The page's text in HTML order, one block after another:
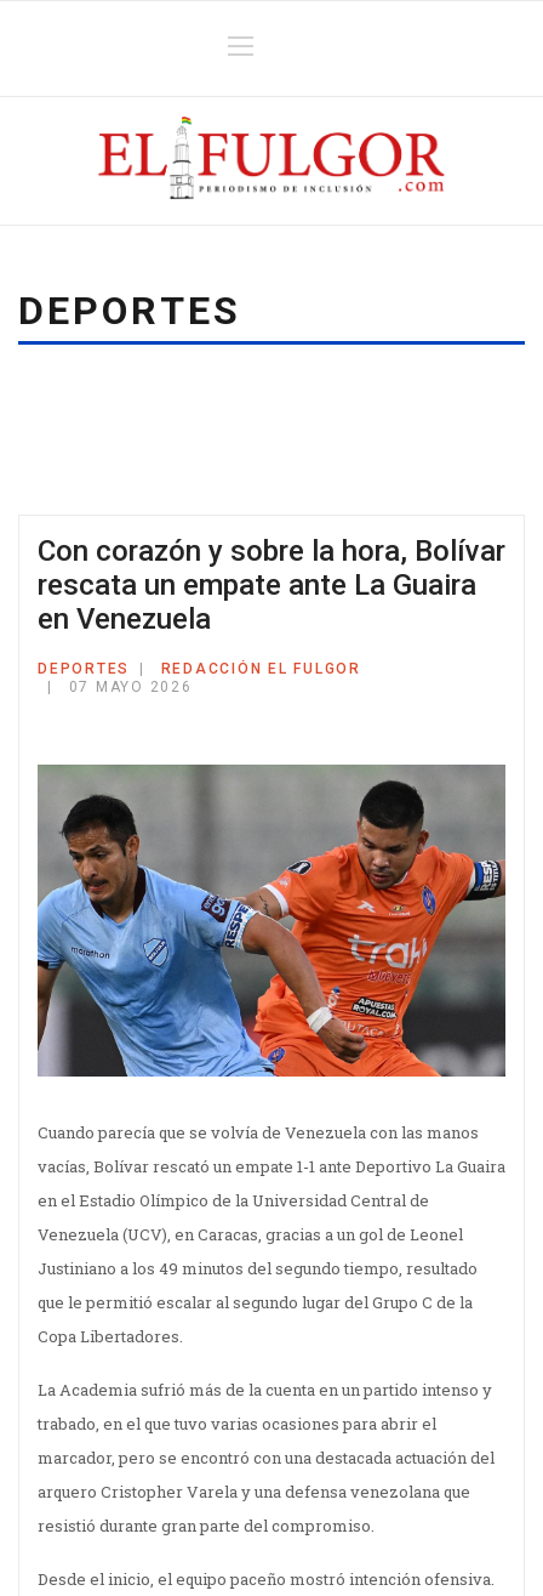
DEPORTES
Con corazón y sobre la hora, Bolívar
rescata un empate ante La Guaira
en Venezuela
DEPORTES
REDACCIÓN EL FULGOR
07 MAYO 2026
Cuando parecía que se volvía de Venezuela con las manos
vacías, Bolívar rescató un empate 1-1 ante Deportivo La Guaira
en el Estadio Olímpico de la Universidad Central de
Venezuela (UCV), en Caracas, gracias a un gol de Leonel
Justiniano a los 49 minutos del segundo tiempo, resultado
que le permitió escalar al segundo lugar del Grupo C de la
Copa Libertadores.
La Academia sufrió más de la cuenta en un partido intenso y
trabado, en el que tuvo varias ocasiones para abrir el
marcador, pero se encontró con una destacada actuación del
arquero Cristopher Varela y una defensa venezolana que
resistió durante gran parte del compromiso.
Desde el inicio, el equipo paceño mostró intención ofensiva.